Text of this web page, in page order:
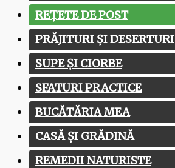
REȚETE DE POST
PRĂJITURI ȘI DESERTURI
SUPE ȘI CIORBE
SFATURI PRACTICE
BUCĂTĂRIA MEA
CASĂ ȘI GRĂDINĂ
REMEDII NATURISTE